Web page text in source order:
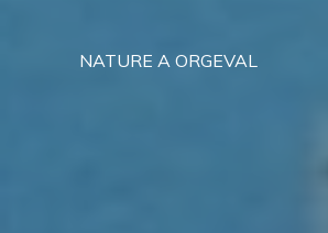
NATURE A ORGEVAL